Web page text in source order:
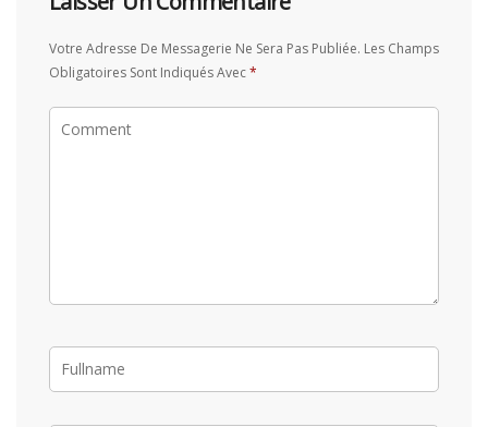
Votre Adresse De Messagerie Ne Sera Pas Publiée. Les Champs
Obligatoires Sont Indiqués Avec*